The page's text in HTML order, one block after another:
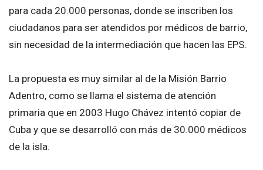
para cada 20.000 personas, donde se inscriben los
ciudadanos para ser atendidos por médicos de barrio,
sin necesidad de la intermediación que hacen las EPS.
La propuesta es muy similar al de la Misión Barrio
Adentro, como se llama el sistema de atención
primaria que en 2003 Hugo Chávez intentó copiar de
Cuba y que se desarrolló con más de 30.000 médicos
de la isla.